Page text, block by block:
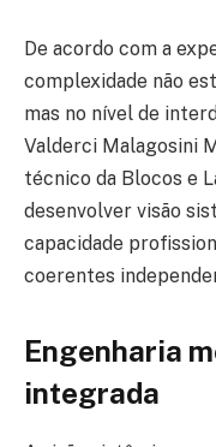
De acordo com a
complexidade não
mas no nível de
Valderci Malagosini
técnico da Blocos e
desenvolver visão
capacidade
coerentes
Engenharia
integrada